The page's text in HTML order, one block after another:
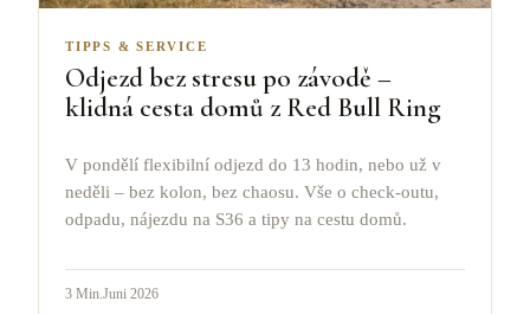
TIPPS & SERVICE
Odjezd bez stresu po závodě –
klidná cesta domů z Red Bull Ring
V pondělí flexibilní odjezd do 13 hodin, nebo už v
neděli – bez kolon, bez chaosu. Vše o check-outu,
odpadu, nájezdu na S36 a tipy na cestu domů.
3 Min.Juni 2026